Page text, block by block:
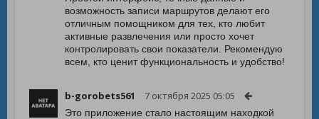
возможность записи маршрутов делают его
отличным помощником для тех, кто любит
активные развлечения или просто хочет
контролировать свои показатели. Рекомендую
всем, кто ценит функциональность и удобство!
b-gorobets561 7 октября 2025 05:05
Это приложение стало настоящим находкой